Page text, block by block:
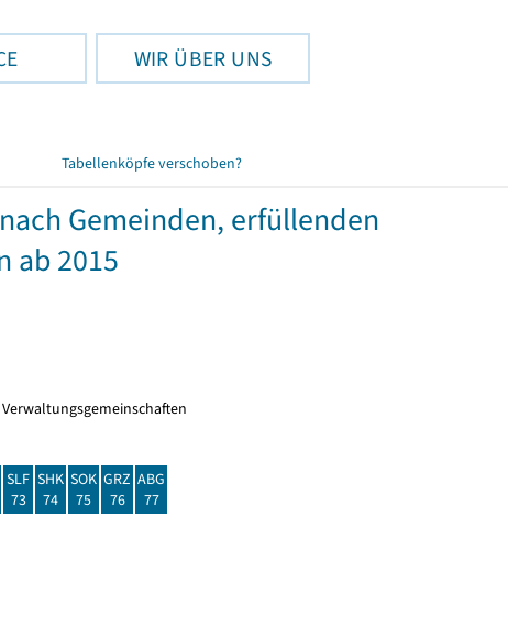
WIR ÜBER UNS
Tabellenköpfe verschoben?
Gemeinden, erfüllenden
ab 2015
Verwaltungsgemeinschaften
SLF
73
SHK
74
SOK
75
GRZ
76
ABG
77